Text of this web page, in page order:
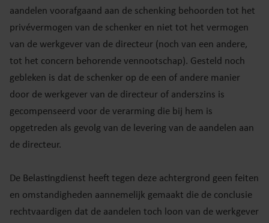
aandelen voorafgaand aan de schenking behoorden tot het
privévermogen van de schenker en niet tot het vermogen
van de werkgever van de directeur (noch van een andere,
tot het concern behorende vennootschap). Gesteld noch
gebleken is dat de schenker op de een of andere manier
door de werkgever van de directeur of anderszins is
gecompenseerd voor de verarming die bij hem is
opgetreden als gevolg van de levering van de aandelen aan
de directeur.
De Belastingdienst heeft tegen deze achtergrond geen feiten
en omstandigheden aannemelijk gemaakt die de conclusie
rechtvaardigen dat de aandelen toch loon van de werkgever